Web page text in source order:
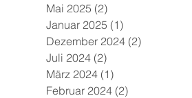
Mai 2025 (2)
Januar 2025 (1)
Dezember 2024 (2)
Juli 2024 (2)
März 2024 (1)
Februar 2024 (2)